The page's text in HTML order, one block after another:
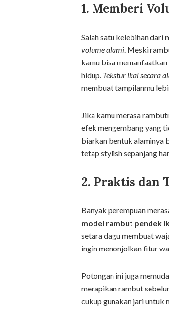
1. Memberi
Salah satu kelebihan dari
volume alami. Meski
kamu bisa
hidup. Tekstur ikal secara
membuat tampilanmu
Jika kamu merasa
efek mengembang yang
biarkan bentuk alaminya
tetap stylish sepanjang
2. Praktis dan
Banyak perempuan
model rambut pendek
setara dagu membuat
ingin menonjolkan fitur
Potongan ini juga
merapikan rambut
cukup gunakan jari untuk